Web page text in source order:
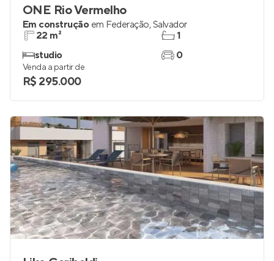
ONE Rio Vermelho
Em construção em Federação,Salvador
22 m²
studio
1
0
Venda a partir de
R$ 295.000